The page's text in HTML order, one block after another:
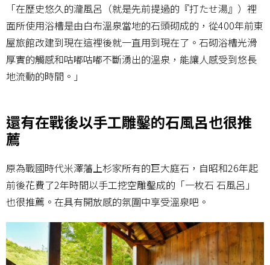
「在歷史悠久的瀧風呂（就是先前提過的『打たせ湯』）裡
面所使用浴槽是由白布溫泉當地的石頭砌成的，從400年前東
屋旅館改建到現在這裡後就一直用到現在了。石砌浴槽光滑
厚實的觸感和咕嘟咕嘟不斷湧出的溫泉，能讓人感受到悠長
地流動的時間。」
還有在戰後以手工雕鑿的石風呂也很推
薦
原為戰國時代米澤藩上杉家所有的巨大庭石，自昭和26年起
前後花費了2年時間以手工挖空雕鑿成的「一枚石 石風呂」
也很推薦。在具有開放感的氛圍中享受溫泉吧。